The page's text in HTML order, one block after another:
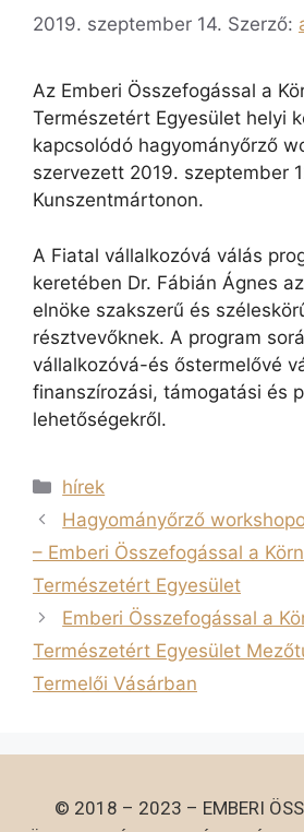
2019. szeptember 14. Szerző:
Az Emberi Összefogással a
Természetért Egyesület helyi
kapcsolódó hagyományőrző
szervezett 2019. szeptember
Kunszentmártonon.
A Fiatal vállalkozóvá válás
keretében Dr. Fábián Ágnes
elnöke szakszerű és
résztvevőknek. A program
vállalkozóvá-és őstermelővé
finanszírozási, támogatási és
lehetőségekről.
hírek
Hagyományőrző
– Emberi Összefogással a
Természetért Egyesület
Emberi Összefogással a
Természetért Egyesület
Termelői Vásárban
© 2018 – 2023 – EMBERI